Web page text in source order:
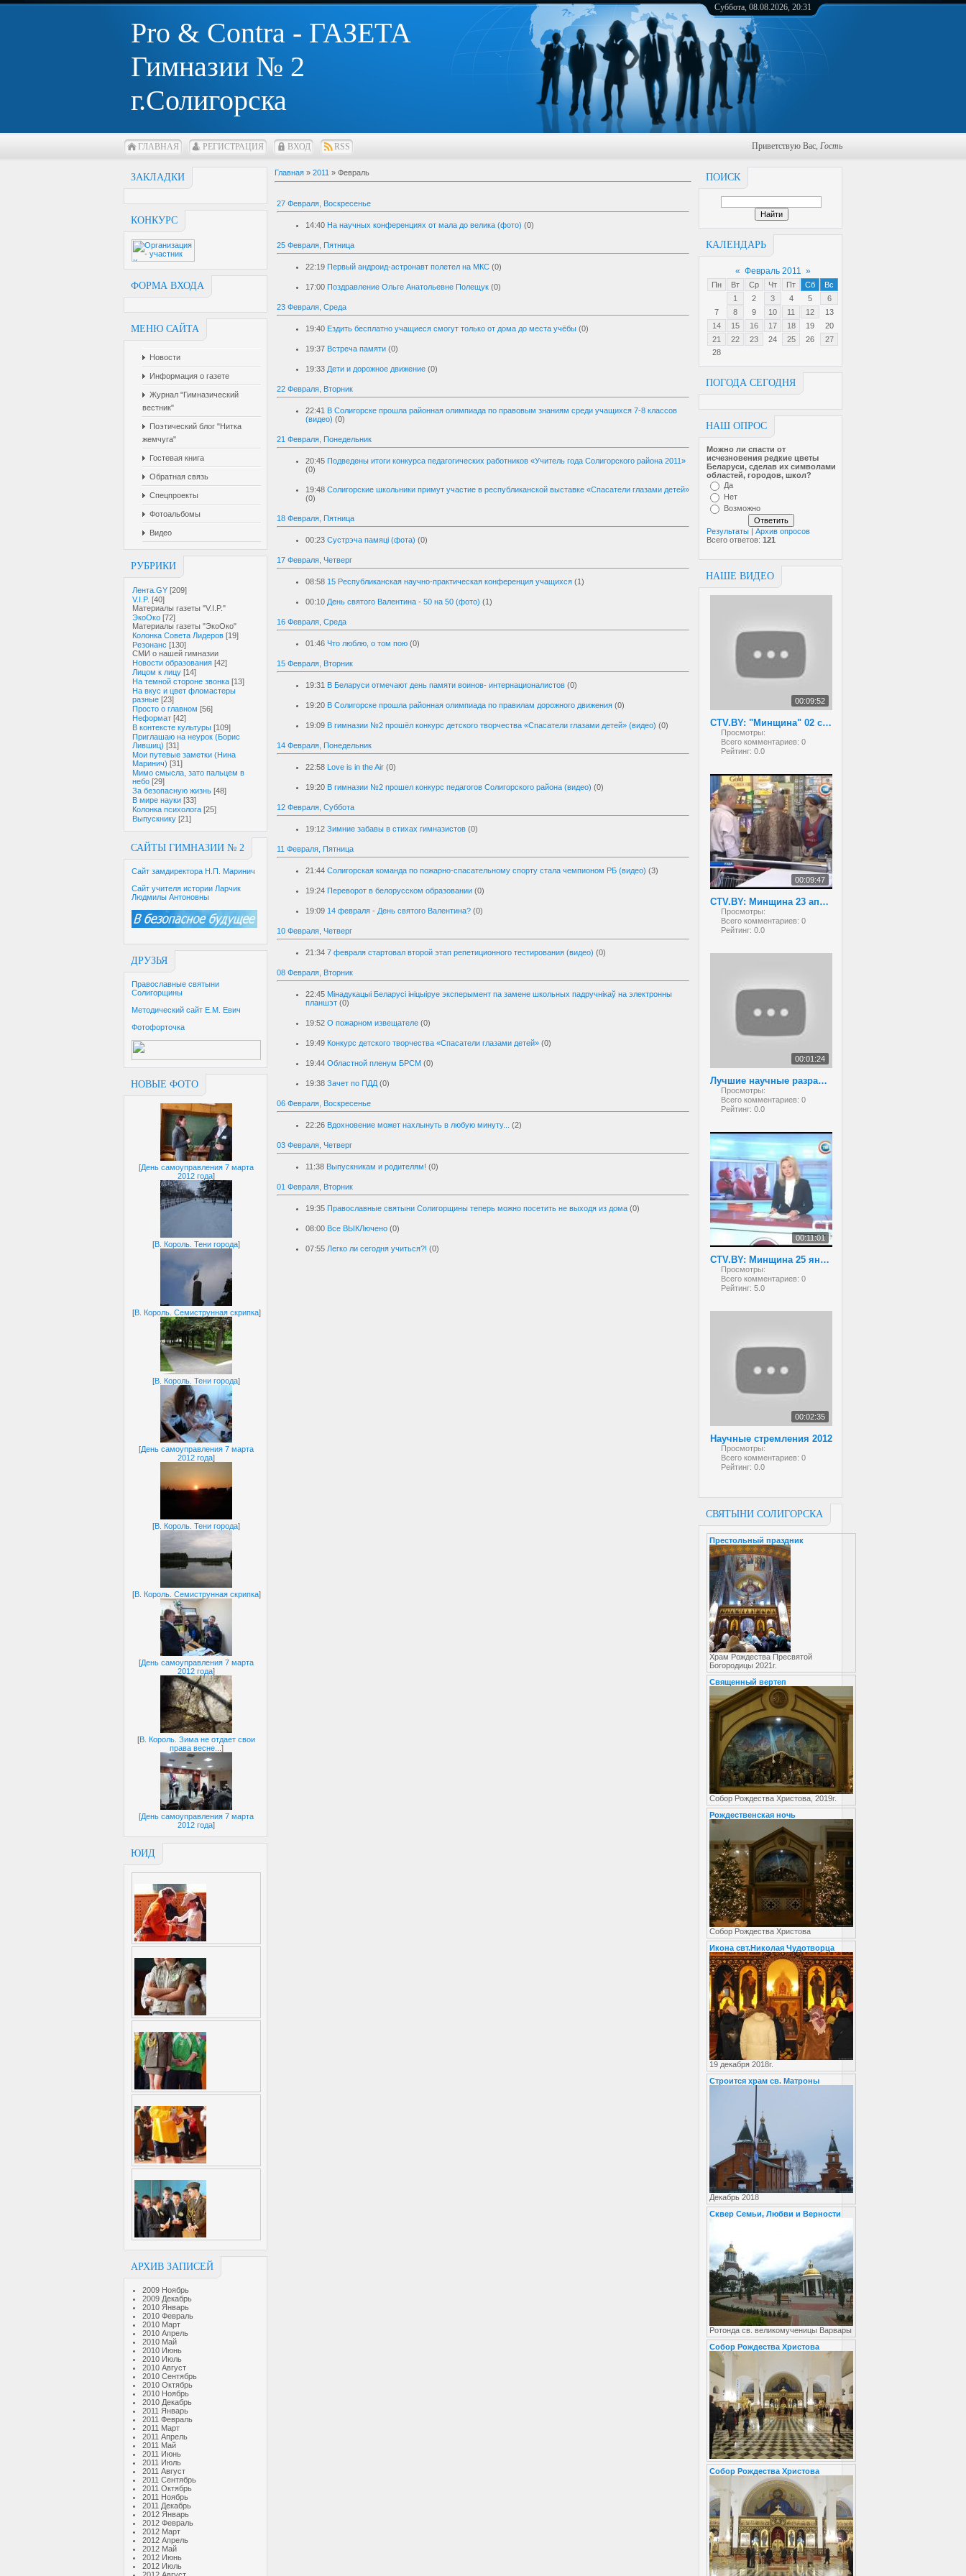
Pro & Contra - ГАЗЕТА
Гимназии № 2
г.Солигорска
Суббота, 08.08.2026, 20:31
ГЛАВНАЯ РЕГИСТРАЦИЯ ВХОД RSS Приветствую Вас, Гость
ЗАКЛАДКИ
КОНКУРС
ФОРМА ВХОДА
МЕНЮ САЙТА
Новости
Информация о газете
Журнал "Гимназический
вестник"
Поэтический блог "Нитка
жемчуга"
Гостевая книга
Обратная связь
Спецпроекты
Фотоальбомы
Видео
РУБРИКИ
Лента.GY [209]
V.I.P. [40]
Материалы газеты "V.I.P."
ЭкоОко [72]
Материалы газеты "ЭкоОко"
Колонка Совета Лидеров [19]
Резонанс [130]
СМИ о нашей гимназии
Новости образования [42]
Лицом к лицу [14]
На темной стороне звонка [13]
На вкус и цвет фломастеры
разные [23]
Просто о главном [56]
Неформат [42]
В контексте культуры [109]
Приглашаю на неурок (Борис
Лившиц) [31]
Мои путевые заметки (Нина
Маринич) [31]
Мимо смысла, зато пальцем в
небо [29]
За безопасную жизнь [48]
В мире науки [33]
Колонка психолога [25]
Выпускнику [21]
САЙТЫ ГИМНАЗИИ № 2
Сайт замдиректора Н.П. Маринич
Сайт учителя истории Ларчик
Людмилы Антоновны
ДРУЗЬЯ
Православные святыни
Солигорщины
Методический сайт Е.М. Евич
Фотофорточка
НОВЫЕ ФОТО
[День самоуправления 7 марта
2012 года]
[В. Король. Тени города]
[В. Король. Семиструнная скрипка]
[В. Король. Тени города]
[День самоуправления 7 марта
2012 года]
[В. Король. Тени города]
[В. Король. Семиструнная скрипка]
[День самоуправления 7 марта
2012 года]
[В. Король. Зима не отдает свои
права весне... ]
[День самоуправления 7 марта
2012 года]
ЮИД
АРХИВ ЗАПИСЕЙ
2009 Ноябрь
2009 Декабрь
2010 Январь
2010 Февраль
2010 Март
2010 Апрель
2010 Май
2010 Июнь
2010 Июль
2010 Август
2010 Сентябрь
2010 Октябрь
2010 Ноябрь
2010 Декабрь
2011 Январь
2011 Февраль
2011 Март
2011 Апрель
2011 Май
2011 Июнь
2011 Июль
2011 Август
2011 Сентябрь
2011 Октябрь
2011 Ноябрь
2011 Декабрь
2012 Январь
2012 Февраль
2012 Март
2012 Апрель
2012 Май
2012 Июнь
2012 Июль
ПОИСК
КАЛЕНДАРЬ
« Февраль 2011 »
Пн Вт Ср Чт Пт Сб
Вс
1
2 3 4 5
6
7
8 9 10 11 12
13
14
15 16 17 18 19
20
21
22 23 24 25 26
27
28
ПОГОДА СЕГОДНЯ
НАШ ОПРОС
Можно ли спасти от
исчезновен­ия редкие цветы
Беларуси, сделав их символами
областей, городов, школ?
Да
Нет
Возможно
Результаты | Архив опросов
Всего ответов: 121
НАШЕ ВИДЕО
00:09:52
CTV.BY: "Минщина" 02 сентября 2013 года
Просмотры:
Всего комментариев: 0
Рейтинг: 0.0
00:09:47
CTV.BY: Минщина 23 апреля 2013
Просмотры:
Всего комментариев: 0
Рейтинг: 0.0
00:01:24
Лучшие научные разработки белорусских школьников
Просмотры:
Всего комментариев: 0
Рейтинг: 0.0
00:11:01
CTV.BY: Минщина 25 января 2013
Просмотры:
Всего комментариев: 0
Рейтинг: 5.0
00:02:35
Научные стремления 2012
Просмотры:
Всего комментариев: 0
Рейтинг: 0.0
СВЯТЫНИ СОЛИГОРСКА
Престольный праздник
Храм Рождества Пресвятой
Богородицы 2021г.
Священный вертеп
Собор Рождества Христова, 2019г.
Рождественская ночь
Собор Рождества Христова
Икона свт.Николая Чудотворца
19 декабря 2018г.
Строится храм св. Матроны
Декабрь 2018
Сквер Семьи, Любви и Верности
Ротонда св. великомученицы Варвары
Собор Рождества Христова
Собор Рождества Христова
Главная » 2011 » Февраль
27 Февраля, Воскресенье
14:40 На научных конференциях от мала до велика (фото) (0)
25 Февраля, Пятница
22:19 Первый андроид-астронавт полетел на МКС (0)
17:00 Поздравление Ольге Анатольевне Полещук (0)
23 Февраля, Среда
19:40 Ездить бесплатно учащиеся смогут только от дома до места учёбы (0)
19:37 Встреча памяти (0)
19:33 Дети и дорожное движение (0)
22 Февраля, Вторник
22:41 В Солигорске прошла районная олимпиада по правовым знаниям среди учащихся 7-8 классов
(видео) (0)
21 Февраля, Понедельник
20:45 Подведены итоги конкурса педагогических работников «Учитель года Солигорского района 2011»
(0)
19:48 Солигорские школьники примут участие в республиканской выставке «Спасатели глазами детей»
(0)
18 Февраля, Пятница
00:23 Сустрэча памяці (фота) (0)
17 Февраля, Четверг
08:58 15 Республиканская научно-практическая конференция учащихся (1)
00:10 День святого Валентина - 50 на 50 (фото) (1)
16 Февраля, Среда
01:46 Что люблю, о том пою (0)
15 Февраля, Вторник
19:31 В Беларуси отмечают день памяти воинов- интернационалистов (0)
19:20 В Солигорске прошла районная олимпиада по правилам дорожного движения (0)
19:09 В гимназии №2 прошёл конкурс детского творчества «Спасатели глазами детей» (видео) (0)
14 Февраля, Понедельник
22:58 Love is in the Air (0)
19:20 В гимназии №2 прошел конкурс педагогов Солигорского района (видео) (0)
12 Февраля, Суббота
19:12 Зимние забавы в стихах гимназистов (0)
11 Февраля, Пятница
21:44 Солигорская команда по пожарно-спасательному спорту стала чемпионом РБ (видео) (3)
19:24 Переворот в белорусском образовании (0)
19:09 14 февраля - День святого Валентина? (0)
10 Февраля, Четверг
21:34 7 февраля стартовал второй этап репетиционного тестирования (видео) (0)
08 Февраля, Вторник
22:45 Мінадукацыі Беларусі ініцыіруе эксперымент па замене школьных падручнікаў на электронны
планшэт (0)
19:52 О пожарном извещателе (0)
19:49 Конкурс детского творчества «Спасатели глазами детей» (0)
19:44 Областной пленум БРСМ (0)
19:38 Зачет по ПДД (0)
06 Февраля, Воскресенье
22:26 Вдохновение может нахлынуть в любую минуту... (2)
03 Февраля, Четверг
11:38 Выпускникам и родителям! (0)
01 Февраля, Вторник
19:35 Православные святыни Солигорщины теперь можно посетить не выходя из дома (0)
08:00 Все ВЫКЛючено (0)
07:55 Легко ли сегодня учиться?! (0)